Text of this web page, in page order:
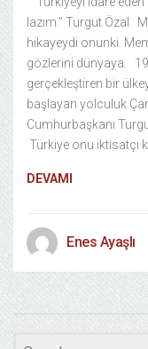
lazım.” Turgut Özal
hikayeydi onunki.
gözlerini dünyaya.
gerçekleştiren bir
başlayan yolculuk
Cumhurbaşkanı
Türkiye onu iktisatçı
DEVAMI
Enes Ayaşlı